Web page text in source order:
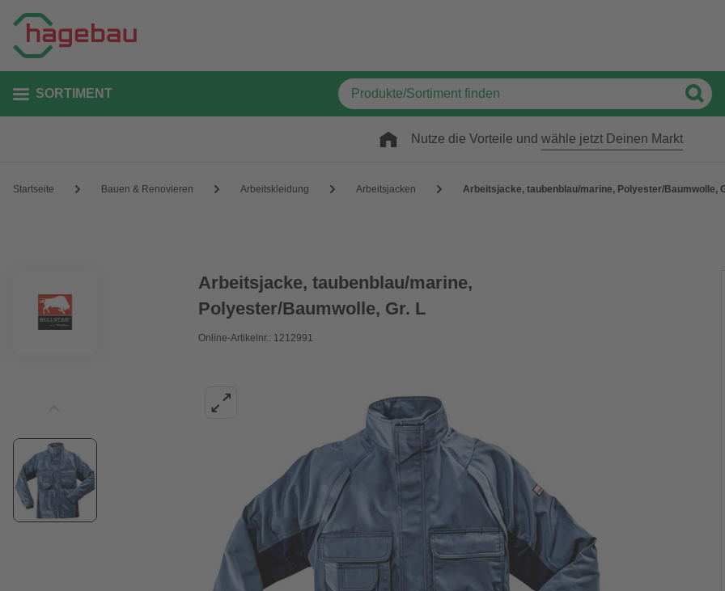
SORTIMENT
Nutze die Vorteile und wähle jetzt Deinen Markt
Startseite Bauen & Renovieren Arbeitskleidung Arbeitsjacken Arbeitsjacke, taubenblau/marine, Polyester/Baumwolle,
Arbeitsjacke, taubenblau/marine,
Polyester/Baumwolle, Gr. L
Online-Artikelnr.: 1212991